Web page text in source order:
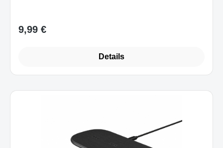
Regulärer Preis:
9,99 €
Details